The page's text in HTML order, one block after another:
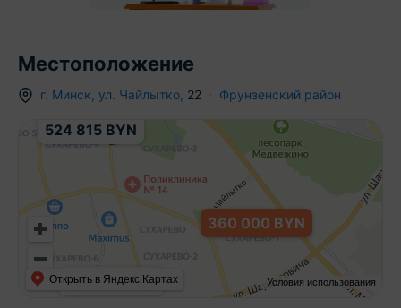
Местоположение
г. Минск ул. Чайлытко 22 Фрунзенский район
Условия использования
Открыть в Яндекс.Картах
515 970 BYN
524 815 BYN
360 000 BYN